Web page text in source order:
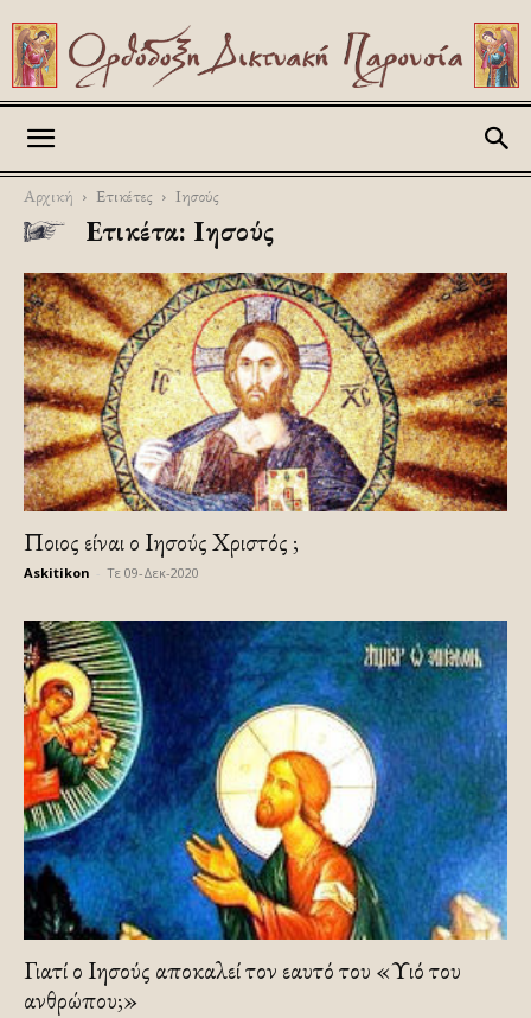
Αρχική Ετικέτες Ιησούς
Ετικέτα: Ιησούς
Ποιος είναι ο Ιησούς Χριστός ;
Askitikon Τε 09-Δεκ-2020
Γιατί ο Ιησούς αποκαλεί τον εαυτό του «Υιό του
ανθρώπου;»